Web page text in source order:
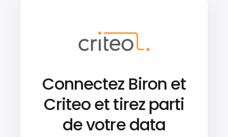
Connectez Biron et
Criteo et tirez parti
de votre data